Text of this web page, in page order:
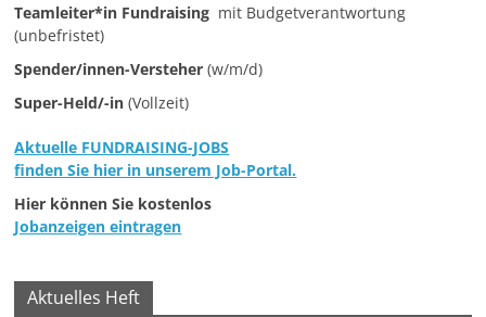
Teamleiter*in Fundraising mit Budgetverantwortung
(unbefristet)
Spender/innen-Versteher (w/m/d)
Super-Held/-in (Vollzeit)
Aktuelle FUNDRAISING-JOBS
finden Sie hier in unserem Job-Portal.
Hier können Sie kostenlos
Jobanzeigen eintragen
Aktuelles Heft